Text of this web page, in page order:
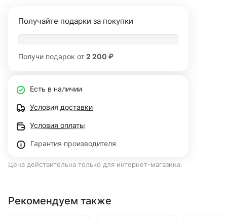
Получайте подарки за покупки
Получи подарок от 2 200 ₽
Есть в наличии
Условия доставки
Условия оплаты
Гарантия производителя
Цена действительна только для интернет-магазина.
Рекомендуем также